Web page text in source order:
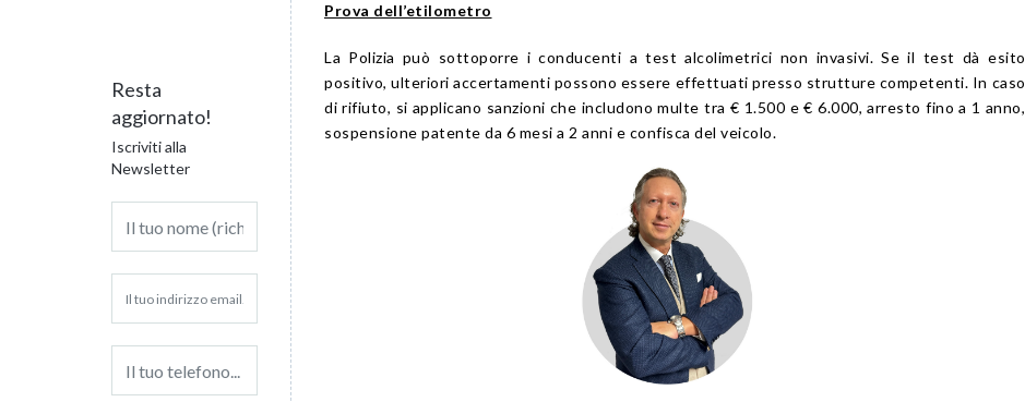
Resta
aggiornato!
Iscriviti alla
Newsletter
Prova dell’etilometro
La Polizia può sottoporre i conducenti a test alcolimetrici non invasivi. Se il test dà esito
positivo, ulteriori accertamenti possono essere effettuati presso strutture competenti. In caso
di rifiuto, si applicano sanzioni che includono multe tra € 1.500 e € 6.000, arresto fino a 1 anno,
sospensione patente da 6 mesi a 2 anni e confisca del veicolo.